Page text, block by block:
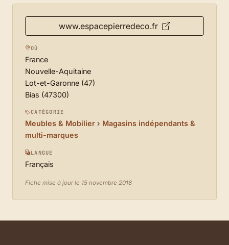
www.espacepierredeco.fr
OÙ
France
Nouvelle-Aquitaine
Lot-et-Garonne (47)
Bias (47300)
CATÉGORIE
Meubles & Mobilier › Magasins indépendants &
multi-marques
LANGUE
Français
Fiche mise à jour le 15 novembre 2018